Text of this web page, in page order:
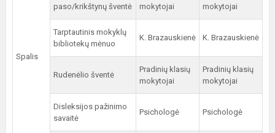
Spalis
paso/krikštynų šventė
mokytojai
mokytojai
Tarptautinis mokyklų
bibliotekų mėnuo
K. Brazauskienė K. Brazauskienė
Rudenėlio šventė
Pradinių klasių
mokytojai
Pradinių klasių
mokytojai
Disleksijos pažinimo
savaitė
Psichologė Psichologė